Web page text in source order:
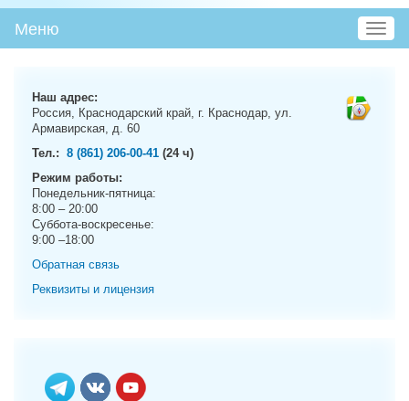
T
o
Меню
Наш адрес:
Россия, Краснодарский край, г. Краснодар, ул.
Армавирская, д. 60
Тел.: 8 (861) 206-00-41 (24 ч)
Режим работы:
Понедельник-пятница:
8:00 – 20:00
Суббота-воскресенье:
9:00 –18:00
Обратная связь
Реквизиты и лицензия